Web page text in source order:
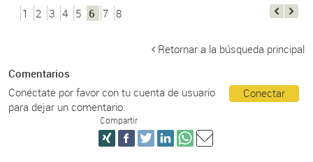
1 2 3 4 5 6 7 8
Retornar a la búsqueda principal
Comentarios
Conectar
Conéctate por favor con tu cuenta de usuario
para dejar un comentario.
Compartir